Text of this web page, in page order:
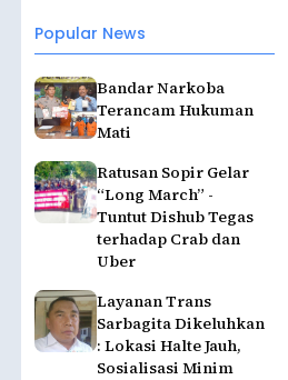
Popular News
Bandar Narkoba
Terancam Hukuman
Mati
Ratusan Sopir Gelar
“Long March” -
Tuntut Dishub Tegas
terhadap Crab dan
Uber
Layanan Trans
Sarbagita Dikeluhkan
: Lokasi Halte Jauh,
Sosialisasi Minim